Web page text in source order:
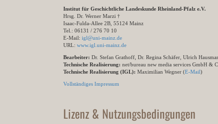
Institut für Geschichtliche Landeskunde Rheinland-Pfalz e.V.
Hrsg. Dr. Werner Marzi †
Isaac-Fulda-Allee 2B, 55124 Mainz
Tel.: 06131 / 276 70 10
E-Mail: igl@uni-mainz.de
URL: www.igl.uni-mainz.de
Bearbeiter: Dr. Stefan Grathoff, Dr. Regina Schäfer, Ulrich
Technische Realisierung: net/bureau new media services GmbH &
Technische Realisierung (IGL): Maximilian Wegner (E-Mail)
Vollständiges Impressum
Lizenz & Nutzungsbedingungen